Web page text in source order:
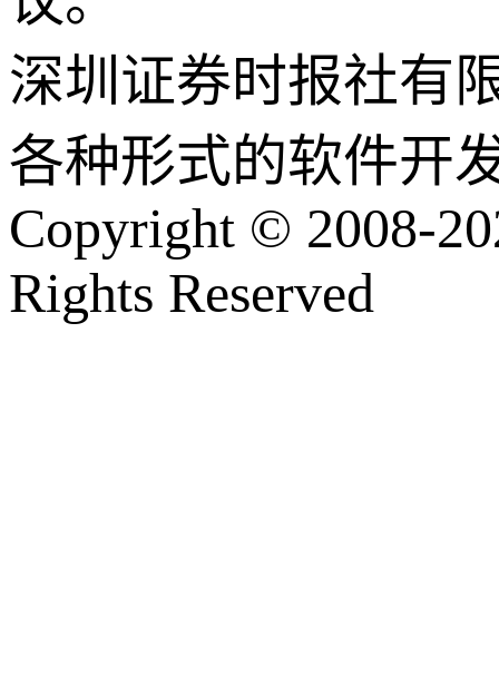
深圳证券时报社有
各种形式的软件开
Copyright © 2008-
Rights Reserved